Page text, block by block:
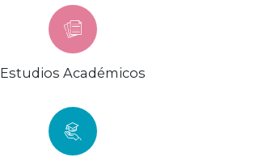
Estudios Académicos